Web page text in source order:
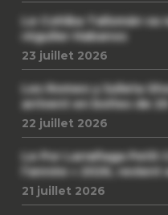
Le Cohiba Talismán
régulier Habanos
23 juillet 2026
Les Romeo y Julieta
arrivent en boîtes de 20
22 juillet 2026
Le Por Larrañaga Petit
l’année » 2026,
21 juillet 2026